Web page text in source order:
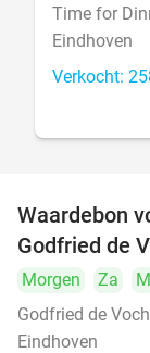
Time for
Eindhoven
Verkocht:
Waardebon
Godfried de
Morgen Za
Godfried de
Eindhoven